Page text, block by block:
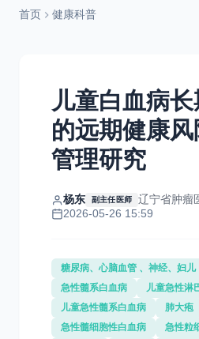
首页 健康科普
儿童白血病
的远期健康
管理研究
杨东 副主任医师
辽宁省肿瘤
2026-05-26 15:59
糖尿病、心脑血管 、神经、妇儿
急性髓系白血病
儿童急性淋
儿童急性髓系白血病
肺大疱
急性髓细胞性白血病
急性粒